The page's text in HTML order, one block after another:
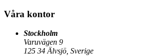
Våra kontor
Stockholm
Varuvägen 9
125 34 Älvsjö, Sverige